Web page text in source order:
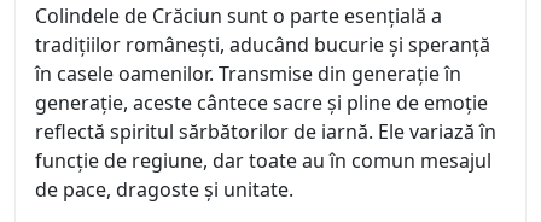
Colindele de Crăciun sunt o parte esențială a
tradițiilor românești, aducând bucurie și speranță
în casele oamenilor. Transmise din generație în
generație, aceste cântece sacre și pline de emoție
reflectă spiritul sărbătorilor de iarnă. Ele variază în
funcție de regiune, dar toate au în comun mesajul
de pace, dragoste și unitate.